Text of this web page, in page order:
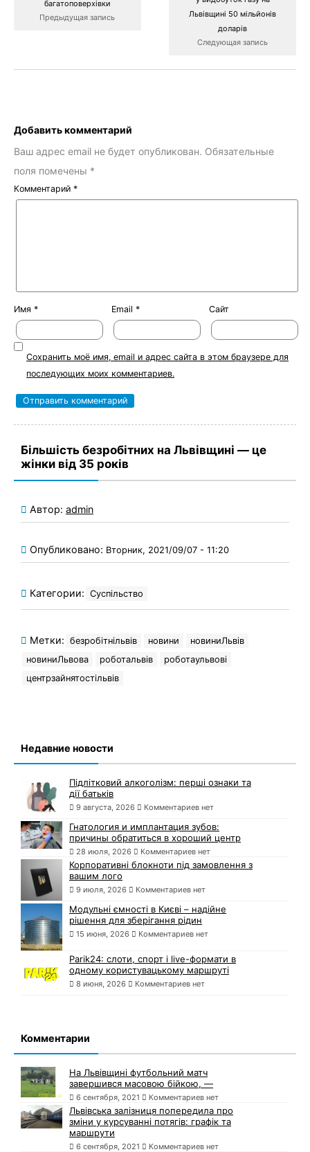
багатоповерхівки
Предыдущая запись
Львівщині 50 мільйонів
доларів
Следующая запись
Добавить комментарий
Ваш адрес email не будет опубликован. Обязательные
поля помечены *
Комментарий *
Имя * Email * Сайт
Сохранить моё имя, email и адрес сайта в этом браузере для
последующих моих комментариев.
Більшість безробітних на Львівщині — це
жінки від 35 років
Автор: admin
Опубликовано: Вторник, 2021/09/07 - 11:20
Категории: Суспільство
Метки: безробітнільвів новини
новиниЛьвів
новиниЛьвова
роботальвів
роботаульвові
центрзайнятостільвів
Недавние новости
Підлітковий алкоголізм: перші ознаки та
дії батьків
9 августа, 2026 Комментариев нет
Гнатология и имплантация зубов:
причины обратиться в хороший центр
28 июля, 2026 Комментариев нет
Корпоративні блокноти під замовлення з
вашим лого
9 июля, 2026 Комментариев нет
Модульні ємності в Києві – надійне
рішення для зберігання рідин
15 июня, 2026 Комментариев нет
Parik24: слоти, спорт і live-формати в
одному користувацькому маршруті
8 июня, 2026 Комментариев нет
Комментарии
На Львівщині футбольний матч
завершився масовою бійкою, —
6 сентября, 2021 Комментариев нет
Львівська залізниця попередила про
зміни у курсуванні потягів: графік та
маршрути
6 сентября, 2021 Комментариев нет